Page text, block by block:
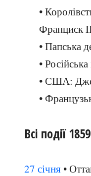
•
Франциск
• Папська
•
• США:
•
Всі події
27 січня •